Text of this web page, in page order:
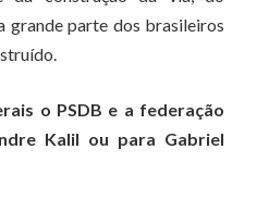
grande parte dos brasileiros
o PSDB e a federação
Kalil ou para Gabriel